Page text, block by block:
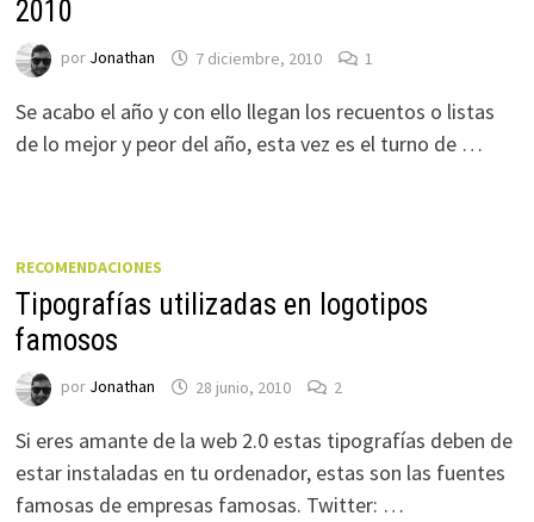
2010
por Jonathan 7 diciembre, 2010 1
Se acabo el año y con ello llegan los recuentos o listas
de lo mejor y peor del año, esta vez es el turno de …
RECOMENDACIONES
Tipografías utilizadas en logotipos
famosos
por Jonathan 28 junio, 2010 2
Si eres amante de la web 2.0 estas tipografías deben de
estar instaladas en tu ordenador, estas son las fuentes
famosas de empresas famosas. Twitter: …